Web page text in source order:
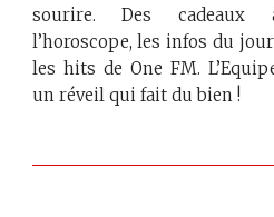
sourire. Des cadeaux
l’horoscope, les infos du
les hits de One FM.
un réveil qui fait du bien !